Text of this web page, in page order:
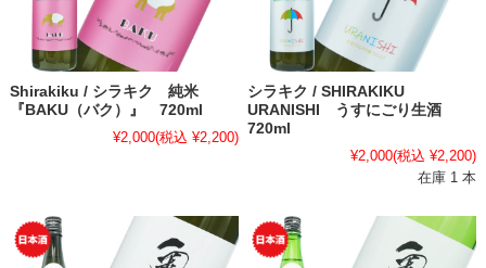
Shirakiku / シラキク 純米
『BAKU（バク）』 720ml
¥2,000(税込 ¥2,200)
シラキク / SHIRAKIKU
URANISHI うすにごり生酒
720ml
¥2,000(税込 ¥2,200)
在庫 1 本